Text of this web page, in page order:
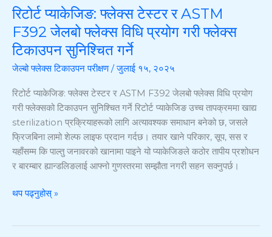
रिटोर्ट प्याकेजिङ: फ्लेक्स टेस्टर र ASTM
F392 जेलबो फ्लेक्स विधि प्रयोग गरी फ्लेक्स
टिकाउपन सुनिश्चित गर्ने
जेल्बो फ्लेक्स टिकाउपन परीक्षण/जुलाई १५, २०२५
रिटोर्ट प्याकेजिङ: फ्लेक्स टेस्टर र ASTM F392 जेलबो फ्लेक्स विधि प्रयोग
गरी फ्लेक्सको टिकाउपन सुनिश्चित गर्ने रिटोर्ट प्याकेजिङ उच्च तापक्रममा खाद्य
sterilization प्रक्रियाहरूको लागि अत्यावश्यक समाधान बनेको छ, जसले
फ्रिजबिना लामो शेल्फ लाइफ प्रदान गर्दछ। तयार खाने परिकार, सूप, सस र
यहाँसम्म कि पाल्तु जनावरको खानामा पाइने यो प्याकेजिङले कठोर तापीय प्रशोधन
र बारम्बार ह्यान्डलिङलाई आफ्नो गुणस्तरमा सम्झौता नगरी सहन सक्नुपर्छ।
रिटोर्ट
प्याकेजिङ:
फ्लेक्स
टेस्टर
र
F392
जेलबो
फ्लेक्स
विधि
प्रयोग
गरी
टिकाउपन
थप पढ्नुहोस् »